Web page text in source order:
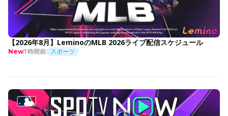
【2026年8月】LeminoのMLB 2026ライブ配信スケジュール
New1時間前 スポーツ